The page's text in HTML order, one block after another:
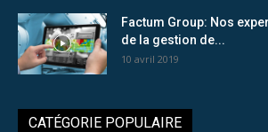
Factum Group: Nos
de la gestion de...
10 avril 2019
CATÉGORIE POPULAIRE